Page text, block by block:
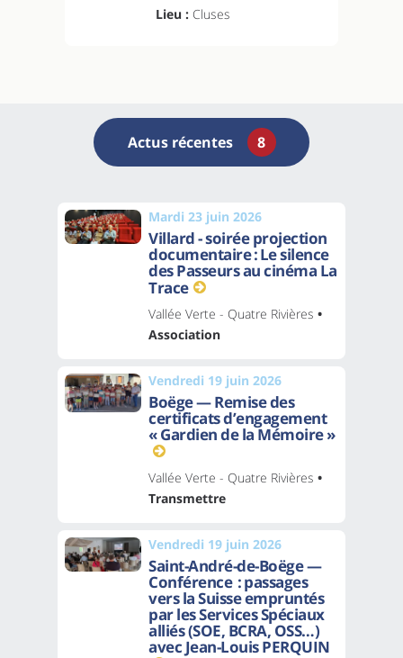
Lieu : Cluses
Actus récentes 8
Mardi 23 juin 2026
Villard - soirée projection
documentaire : Le silence
des Passeurs au cinéma La
Trace
Vallée Verte - Quatre Rivières •
Association
Vendredi 19 juin 2026
Boëge — Remise des
certificats d’engagement
« Gardien de la Mémoire »
Vallée Verte - Quatre Rivières •
Transmettre
Vendredi 19 juin 2026
Saint-André-de-Boëge —
Conférence : passages
vers la Suisse empruntés
par les Services Spéciaux
alliés (SOE, BCRA, OSS…)
avec Jean-Louis PERQUIN